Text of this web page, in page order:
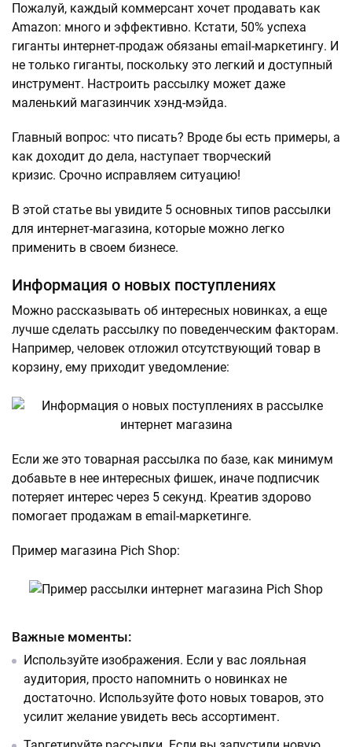
Пожалуй, каждый коммерсант хочет продавать как
Amazon: много и эффективно. Кстати, 50% успеха
гиганты интернет-продаж обязаны email-маркетингу. И
не только гиганты, поскольку это легкий и доступный
инструмент. Настроить рассылку может даже
маленький магазинчик хэнд-мэйда.
Главный вопрос: что писать? Вроде бы есть примеры, а
как доходит до дела, наступает творческий
кризис. Срочно исправляем ситуацию!
В этой статье вы увидите 5 основных типов рассылки
для интернет-магазина, которые можно легко
применить в своем бизнесе.
Информация о новых поступлениях
Можно рассказывать об интересных новинках, а еще
лучше сделать рассылку по поведенческим факторам.
Например, человек отложил отсутствующий товар в
корзину, ему приходит уведомление:
Если же это товарная рассылка по базе, как минимум
добавьте в нее интересных фишек, иначе подписчик
потеряет интерес через 5 секунд. Креатив здорово
помогает продажам в email-маркетинге.
Пример магазина Pich Shop:
Важные моменты:
Используйте изображения. Если у вас лояльная
аудитория, просто напомнить о новинках не
достаточно. Используйте фото новых товаров, это
усилит желание увидеть весь ассортимент.